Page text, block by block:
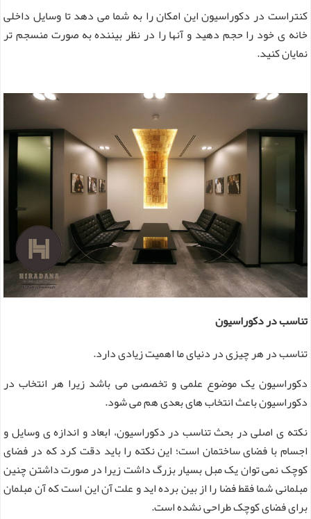
کنتراست در دکوراسیون این امکان را به شما می دهد تا وسایل داخلی
خانه ی خود را حجم دهید و آنها را در نظر بیننده به صورت منسجم تر
نمایان کنید.
تناسب در دکوراسیون
تناسب در هر چیزی در دنیای ما اهمیت زیادی دارد.
دکوراسیون یک موضوع علمی و تخصصی می باشد زیرا هر انتخاب در
دکوراسیون باعث انتخاب های بعدی هم می شود.
نکته ی اصلی در بحث تناسب در دکوراسیون، ابعاد و اندازه ی وسایل و
اجسام با فضای ساختمان است؛ این نکته را باید دقت کرد که در فضای
کوچک نمی توان یک مبل بسیار بزرگ داشت زیرا در صورت داشتن چنین
مبلمانی شما فقط فضا را از بین برده اید و علت آن این است که آن مبلمان
برای فضای کوچک طراحی نشده است.